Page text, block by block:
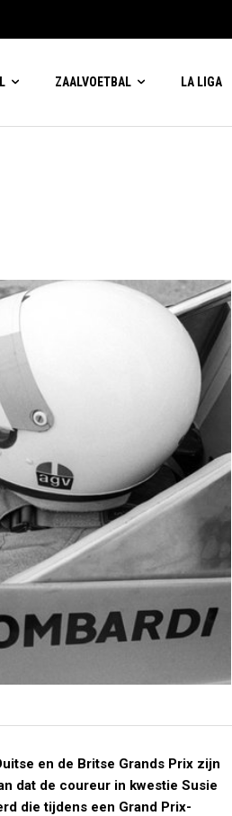
ZAALVOETBAL LA LIGA
en de Britse Grands Prix zijn
dat de coureur in kwestie Susie
die tijdens een Grand Prix-